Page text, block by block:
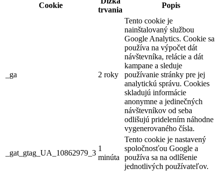
Cookie
trvania
Popis
_ga 2 roky
Tento cookie je
nainštalovaný službou
Google Analytics. Cookie sa
používa na výpočet dát
návštevníka, relácie a dát
kampane a sleduje
používanie stránky pre jej
analytickú správu. Cookies
skladujú informácie
anonymne a jedinečných
návštevníkov od seba
odlišujú pridelením náhodne
vygenerovaného čísla.
_gat_gtag_UA_10862979_3
1
minúta
Tento cookie je nastavený
spoločnosťou Google a
používa sa na odlíšenie
jednotlivých používateľov.